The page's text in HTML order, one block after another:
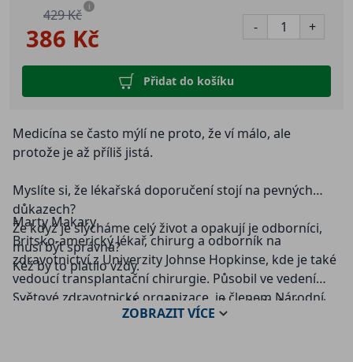
386 Kč
429 Kč i
- +
Přidat do košíku
Medicína se často mýlí ne proto, že ví málo, ale
protože je až příliš jistá.
Myslíte si, že lékařská doporučení stojí na pevných
důkazech?
Že když je slýcháme celý život a opakují je odborníci,
musí být správná?
Kéž by to platilo vždy.
Lékař a výzkumník Marty Makary přesvědčivě ukazuje,
že i medicína má svá slepá místa. Tedy oblasti, kde se
Marty Makary
Britsko-americký lékař, chirurg a odborník na
zdravotnictví z Univerzity Johnse Hopkinse, kde je také
vedoucí transplantační chirurgie. Působil ve vedení
Světové zdravotnické organizace, je členem Národní
akademie medicíny USA a patří k předním hlasům
ZOBRAZITVÍCE